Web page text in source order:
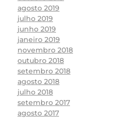
agosto 2019
julho 2019
junho 2019
janeiro 2019
novembro 2018
outubro 2018
setembro 2018
agosto 2018
julho 2018
setembro 2017
agosto 2017